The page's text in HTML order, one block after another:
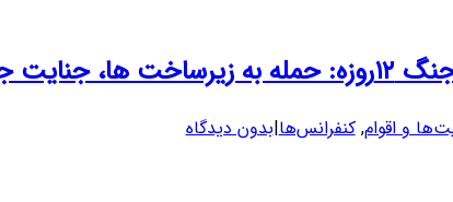
است
و اقوام,کنفرانس‌ها|بدون دیدگاه